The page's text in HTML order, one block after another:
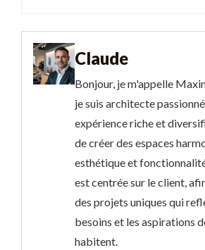
Claude
Bonjour, je m'appelle
je suis architecte
expérience riche et
de créer des espaces
esthétique et
est centrée sur le client,
des projets uniques qui
besoins et les aspirations
habitent.